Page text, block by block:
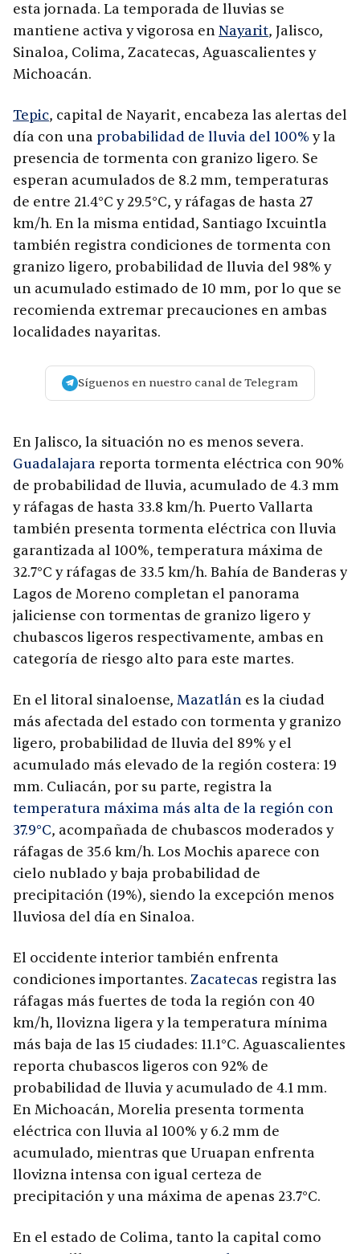
esta jornada. La temporada de lluvias se
mantiene activa y vigorosa enNayarit, Jalisco,
Sinaloa, Colima, Zacatecas, Aguascalientes y
Michoacán.
Tepic, capital de Nayarit, encabeza las alertas del
día con una probabilidad de lluvia del 100% y la
presencia de tormenta con granizo ligero. Se
esperan acumulados de 8.2 mm, temperaturas
de entre 21.4°C y 29.5°C, y ráfagas de hasta 27
km/h. En la misma entidad, Santiago Ixcuintla
también registra condiciones de tormenta con
granizo ligero, probabilidad de lluvia del 98% y
un acumulado estimado de 10 mm, por lo que se
recomienda extremar precauciones en ambas
localidades nayaritas.
Síguenos en nuestro canal de Telegram
En Jalisco, la situación no es menos severa.
Guadalajara reporta tormenta eléctrica con 90%
de probabilidad de lluvia, acumulado de 4.3 mm
y ráfagas de hasta 33.8 km/h. Puerto Vallarta
también presenta tormenta eléctrica con lluvia
garantizada al 100%, temperatura máxima de
32.7°C y ráfagas de 33.5 km/h. Bahía de Banderas y
Lagos de Moreno completan el panorama
jaliciense con tormentas de granizo ligero y
chubascos ligeros respectivamente, ambas en
categoría de riesgo alto para este martes.
En el litoral sinaloense, Mazatlán es la ciudad
más afectada del estado con tormenta y granizo
ligero, probabilidad de lluvia del 89% y el
acumulado más elevado de la región costera: 19
mm. Culiacán, por su parte, registra la
temperatura máxima más alta de la región con
37.9°C, acompañada de chubascos moderados y
ráfagas de 35.6 km/h. Los Mochis aparece con
cielo nublado y baja probabilidad de
precipitación (19%), siendo la excepción menos
lluviosa del día en Sinaloa.
El occidente interior también enfrenta
condiciones importantes. Zacatecas registra las
ráfagas más fuertes de toda la región con 40
km/h, llovizna ligera y la temperatura mínima
más baja de las 15 ciudades: 11.1°C. Aguascalientes
reporta chubascos ligeros con 92% de
probabilidad de lluvia y acumulado de 4.1 mm.
En Michoacán, Morelia presenta tormenta
eléctrica con lluvia al 100% y 6.2 mm de
acumulado, mientras que Uruapan enfrenta
llovizna intensa con igual certeza de
precipitación y una máxima de apenas 23.7°C.
En el estado de Colima, tanto la capital como